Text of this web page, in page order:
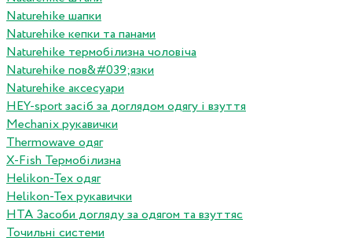
Naturehike шапки
Naturehike кепки та панами
Naturehike термобілизна чоловіча
Naturehike пов&#039;язки
Naturehike аксесуари
HEY-sport засіб за доглядом одягу і взуття
Mechanix рукавички
Thermowave одяг
X-Fish Термобілизна
Helikon-Tex одяг
Helikon-Tex рукавички
HTA Засоби догляду за одягом та взуттяс
Точильні системи